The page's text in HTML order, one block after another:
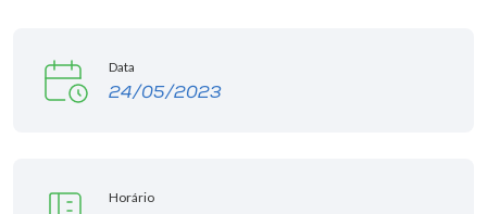
Data
24/05/2023
Horário